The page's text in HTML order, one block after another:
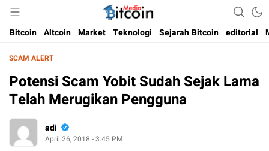
Bitcoin Media Indonesia
Media Bitcoin dan Cryptocurrency, dan Blockchain di Indonesia
Bitcoin Altcoin Market Teknologi Sejarah Bitcoin editorial
SCAM ALERT
Potensi Scam Yobit Sudah Sejak Lama
Telah Merugikan Pengguna
adi
April 26, 2018 - 3:45 PM